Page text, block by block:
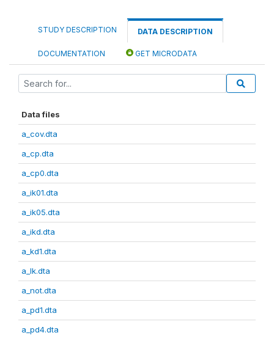
STUDY DESCRIPTION DATA DESCRIPTION
DOCUMENTATION GET MICRODATA
Data files
a_cov.dta
a_cp.dta
a_cp0.dta
a_ik01.dta
a_ik05.dta
a_ikd.dta
a_kd1.dta
a_lk.dta
a_not.dta
a_pd1.dta
a_pd4.dta